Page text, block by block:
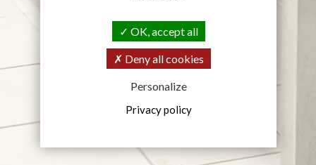
OK, accept all
Deny all cookies
Personalize
Privacy policy